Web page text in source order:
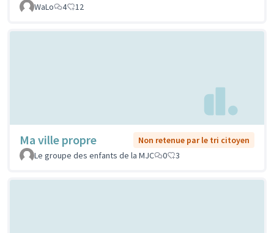
WaLo 4 12
Ma ville propre
Non retenue par le tri citoyen
Le groupe des enfants de la MJC
0 3